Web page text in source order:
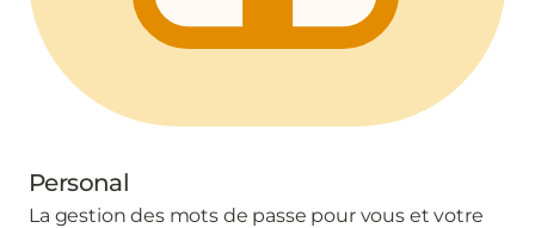
Personal
La gestion des mots de passe pour vous et votre